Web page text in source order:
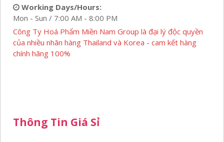
Working Days/Hours:
Mon - Sun / 7:00 AM - 8:00 PM
Công Ty Hoá Phẩm Miền Nam Group là đại lý độc quyền
của nhiều nhãn hàng Thailand và Korea - cam kết hàng
chính hãng 100%
Thông Tin Giá Sỉ